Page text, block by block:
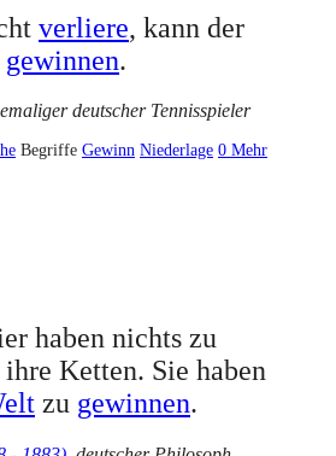
verliere, kann der
gewinnen.
deutscher Tennisspieler
Begriffe Gewinn Niederlage 0 Mehr
haben nichts zu
Ketten. Sie haben
zu gewinnen.